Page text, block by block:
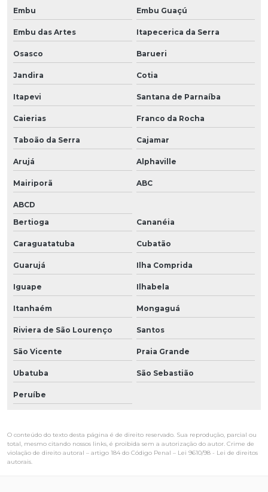
Embu Embu Guaçú
Embu das Artes Itapecerica da Serra
Osasco Barueri
Jandira Cotia
Itapevi Santana de Parnaíba
Caierias Franco da Rocha
Taboão da Serra Cajamar
Arujá Alphaville
Mairiporã ABC
ABCD
Bertioga
Cananéia
Caraguatatuba Cubatão
Guarujá Ilha Comprida
Iguape Ilhabela
Itanhaém Mongaguá
Riviera de São Lourenço Santos
São Vicente Praia Grande
Ubatuba São Sebastião
Peruíbe
O conteúdo do texto desta página é de direito reservado. Sua reprodução, parcial ou
total, mesmo citando nossos links, é proibida sem a autorização do autor. Crime de
violação de direito autoral – artigo 184 do Código Penal – Lei 9610/98 - Lei de direitos
autorais